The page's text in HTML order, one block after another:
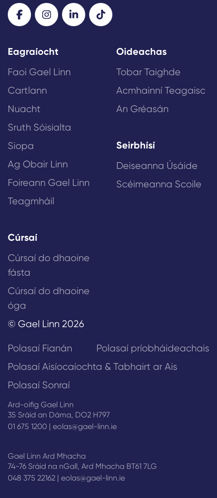
Eagraíocht
Faoi Gael Linn
Cartlann
Nuacht
Sruth Sóisialta
Siopa
Ag Obair Linn
Foireann Gael Linn
Teagmháil
Oideachas
Tobar Taighde
Acmhainní Teagaisc
An Gréasán
Seirbhísí
Deiseanna Úsáide
Scéimeanna Scoile
Cúrsaí
Cúrsaí do dhaoine
fásta
Cúrsaí do dhaoine
óga
© Gael Linn 2026
Polasaí Fianán
Polasaí príobháideachais
Polasaí Aisíocaíochta & Tabhairt ar Ais
Polasaí Sonraí
Ard-oifig Gael Linn
35 Sráid an Dáma, DO2 H797
01 675 1200 | eolas@gael-linn.ie
Gael Linn Ard Mhacha
74-76 Sráid na nGall, Ard Mhacha BT61 7LG
048 375 22162 | eolas@gael-linn.ie